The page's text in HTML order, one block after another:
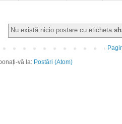
Nu există nicio postare cu eticheta
vă la: Postări (Atom)